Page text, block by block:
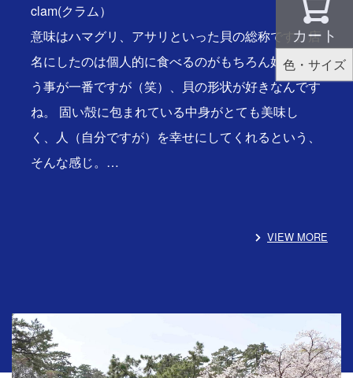
カート
色・サイズ
clam(クラム）
意味はハマグリ、アサリといった貝の総称です。店
名にしたのは個人的に食べるのがもちろん好きとい
う事が一番ですが（笑）、貝の形状が好きなんです
ね。 固い殻に包まれている中身がとても美味し
く、人（自分ですが）を幸せにしてくれるという、
そんな感じ。…
VIEW MORE